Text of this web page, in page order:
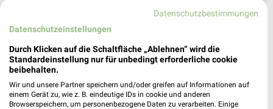
den 03.08.
Gültig von 03. Aug. bis 08. Aug.
📅 Kalendereintrag erstellen
Datenschutzbestimmungen
Datenschutzeinstellungen
Durch Klicken auf die Schaltfläche „Ablehnen“ wird die
Standardeinstellung nur für unbedingt erforderliche cookie
beibehalten.
Wir und unsere Partner speichern und/oder greifen auf Informationen auf
einem Gerät zu, wie z. B. eindeutige IDs in cookie und anderen
Browserspeichern, um personenbezogene Daten zu verarbeiten. Einige